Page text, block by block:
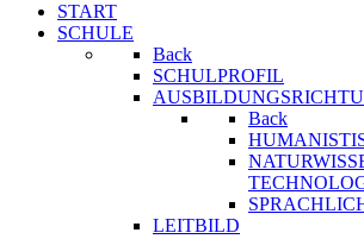
START
SCHULE
Back
SCHULPROFIL
Back
LEITBILD